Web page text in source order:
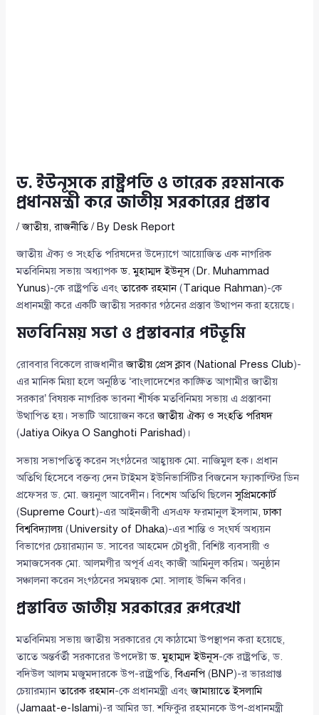
ড. ইউনূসকে রাষ্ট্রপতি ও তারেক রহমানকে
প্রধানমন্ত্রী করে জাতীয় সরকারের প্রস্তাব
/জাতীয়,রাজনীতি/ By Desk Report
জাতীয় ঐক্য ও সংহতি পরিষদের উদ্যোগে আয়োজিত এক নাগরিক
মতবিনিময় সভায় অধ্যাপকড. মুহাম্মদ ইউনূস(Dr. Muhammad
Yunus)-কে রাষ্ট্রপতি এবংতারেক রহমান(Tarique Rahman)-কে
প্রধানমন্ত্রী করে একটি জাতীয় সরকার গঠনের প্রস্তাব উত্থাপন করা হয়েছে।
মতবিনিময় সভা ও প্রস্তাবনার পটভূমি
রোববার বিকেলে রাজধানীরজাতীয় প্রেস ক্লাব(National Press Club)-
এর মানিক মিয়া হলে অনুষ্ঠিত ‘বাংলাদেশের কাঙ্ক্ষিত আগামীর জাতীয়
সরকার’ বিষয়ক নাগরিক ভাবনা শীর্ষক মতবিনিময় সভায় এ প্রস্তাবনা
উত্থাপিত হয়। সভাটি আয়োজন করেজাতীয় ঐক্য ও সংহতি পরিষদ
(Jatiya Oikya O Sanghoti Parishad)।
সভায় সভাপতিত্ব করেন সংগঠনের আহ্বায়ক মো. নাজিমুল হক। প্রধান
অতিথি হিসেবে বক্তব্য দেন টাইমস ইউনিভার্সিটির বিজনেস ফ্যাকাল্টির ডিন
প্রফেসর ড. মো. জয়নুল আবেদীন। বিশেষ অতিথি ছিলেনসুপ্রিমকোর্ট
(Supreme Court)-এর আইনজীবী এসএফ ফরমানুল ইসলাম,ঢাকা
বিশ্ববিদ্যালয় (University of Dhaka)-এর শান্তি ও সংঘর্ষ অধ্যয়ন
বিভাগের চেয়ারম্যান ড. সাবের আহমেদ চৌধুরী, বিশিষ্ট ব্যবসায়ী ও
সমাজসেবক মো. আলমগীর অপূর্ব এবং কাজী আমিনুল করিম। অনুষ্ঠান
সঞ্চালনা করেন সংগঠনের সমন্বয়ক মো. সালাহ উদ্দিন কবির।
প্রস্তাবিত জাতীয় সরকারের রূপরেখা
মতবিনিময় সভায় জাতীয় সরকারের যে কাঠামো উপস্থাপন করা হয়েছে,
তাতে অন্তর্বর্তী সরকারের উপদেষ্টাড. মুহাম্মদ ইউনূস-কে রাষ্ট্রপতি, ড.
বদিউল আলম মজুমদারকে উপ-রাষ্ট্রপতি,বিএনপি (BNP)-র ভারপ্রাপ্ত
চেয়ারম্যানতারেক রহমান-কে প্রধানমন্ত্রী এবংজামায়াতে ইসলামি
(Jamaat-e-Islami)-র আমির ডা. শফিকুর রহমানকে উপ-প্রধানমন্ত্রী